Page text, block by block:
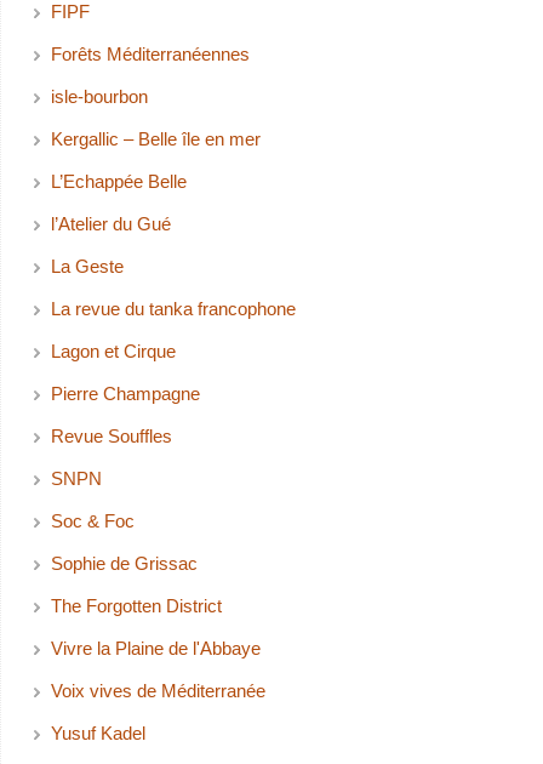
FIPF
Forêts Méditerranéennes
isle-bourbon
Kergallic – Belle île en mer
L’Echappée Belle
l’Atelier du Gué
La Geste
La revue du tanka francophone
Lagon et Cirque
Pierre Champagne
Revue Souffles
SNPN
Soc & Foc
Sophie de Grissac
The Forgotten District
Vivre la Plaine de l'Abbaye
Voix vives de Méditerranée
Yusuf Kadel